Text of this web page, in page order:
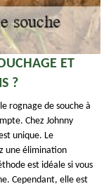
ET
?
rognage de souche à
Chez Johnny
unique. Le
une élimination
est idéale si vous
Cependant, elle est